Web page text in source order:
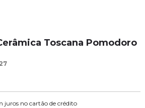
Toscana Pomodoro
juros no cartão de crédito